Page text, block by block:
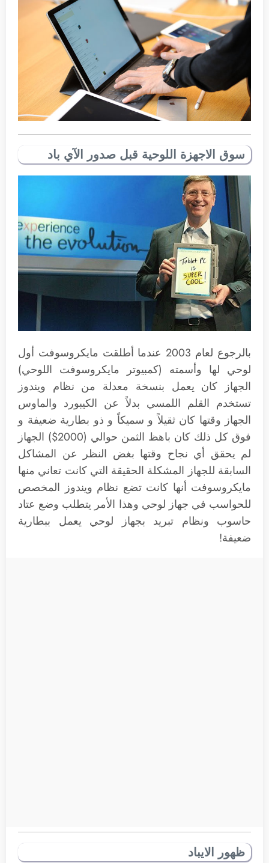
سوق الاجهزة اللوحية قبل صدور الآي باد
بالرجوع لعام 2003 عندما أطلقت مايكروسوفت أول
لوحي لها وأسمته (كمبيوتر مايكروسوفت اللوحي)
الجهاز كان يعمل بنسخة معدلة من نظام ويندوز
تستخدم القلم اللمسي بدلاً عن الكيبورد والماوس
الجهاز وقتها كان ثقيلاً و سميكاً و ذو بطارية ضعيفة و
فوق كل ذلك كان باهظ الثمن حوالي (2000$) الجهاز
لم يحقق أي نجاح وقتها بغض النظر عن المشاكل
السابقة للجهاز المشكلة الحقيقة التي كانت تعاني منها
مايكروسوفت أنها كانت تضع نظام ويندوز المخصص
للحواسب في جهاز لوحي وهذا الأمر يتطلب وضع عتاد
حاسوب ونظام تبريد بجهاز لوحي يعمل ببطارية
ضعيفة!
ظهور الايباد